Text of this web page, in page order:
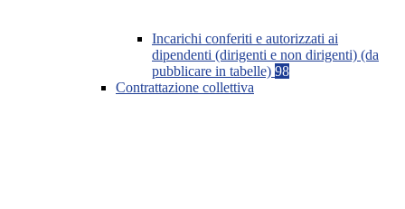
Incarichi conferiti e autorizzati ai
dipendenti (dirigenti e non dirigenti) (da
pubblicare in tabelle) 98
Contrattazione collettiva